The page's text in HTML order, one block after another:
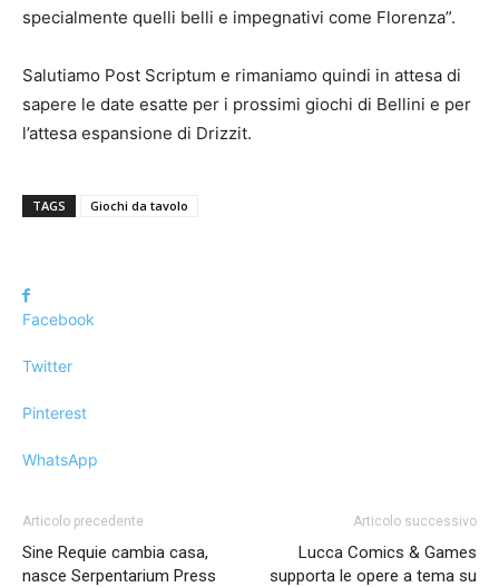
specialmente quelli belli e impegnativi come Florenza”.
Salutiamo Post Scriptum e rimaniamo quindi in attesa di
sapere le date esatte per i prossimi giochi di Bellini e per
l’attesa espansione di Drizzit.
TAGS Giochi da tavolo
Facebook
Twitter
Pinterest
WhatsApp
Articolo precedente
Sine Requie cambia casa,
nasce Serpentarium Press
Articolo successivo
Lucca Comics & Games
supporta le opere a tema su